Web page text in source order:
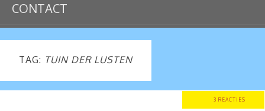
CONTACT
TAG: TUIN DER LUSTEN
3 REACTIES